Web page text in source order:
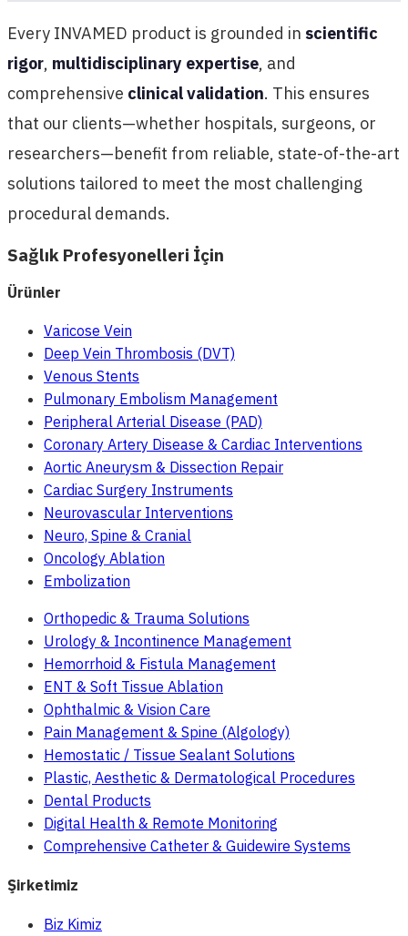
Every INVAMED product is grounded in scientific
rigor, multidisciplinary expertise, and
comprehensive clinical validation. This ensures
that our clients—whether hospitals, surgeons, or
researchers—benefit from reliable, state-of-the-art
solutions tailored to meet the most challenging
procedural demands.
Sağlık Profesyonelleri İçin
Ürünler
Varicose Vein
Deep Vein Thrombosis (DVT)
Venous Stents
Pulmonary Embolism Management
Peripheral Arterial Disease (PAD)
Coronary Artery Disease & Cardiac Interventions
Aortic Aneurysm & Dissection Repair
Cardiac Surgery Instruments
Neurovascular Interventions
Neuro, Spine & Cranial
Oncology Ablation
Embolization
Orthopedic & Trauma Solutions
Urology & Incontinence Management
Hemorrhoid & Fistula Management
ENT & Soft Tissue Ablation
Ophthalmic & Vision Care
Pain Management & Spine (Algology)
Hemostatic / Tissue Sealant Solutions
Plastic, Aesthetic & Dermatological Procedures
Dental Products
Digital Health & Remote Monitoring
Comprehensive Catheter & Guidewire Systems
Şirketimiz
Biz Kimiz